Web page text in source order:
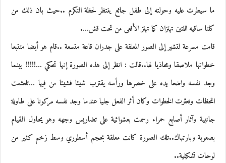
ما سيطرت عليه وحولته إلى طفل جائع ينتظر لحظة التكرم ..حيث بان ذلك من
كلتا ساقيه اللتين تهتزان كما تهتز الأفعى من تحت قش….
قامت مسرعة لتشير إلى الصور المعلقة على جدران قاعة متسعة ..قام هو أيضا متتبعا
خطواتها ملاصقا ومحاذيا لها..قالت : انظر إلى هذه الصورة إنها تحكي …!!!!! بينما
وجد نفسه واضعا يده على خصرها ورأسه يقترب شيئا فشيئا من فِيها …تلعثمت
اللحظات وتعثرت الخطوات وكان أثر الفعل جليا عندما وجد نفسه مركونا على طاولة
جانبية وآثار أصابع حمراء رسمت بعشوائية على تضاريس وجهه وهو يحاول القيام
بصعوبة وبارتباك..تلك الصورة كانت معلقة بحجم أسطوري وسط زخم كثير من
لوحات تشكيلية..